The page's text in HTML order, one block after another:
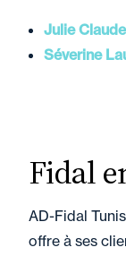
Julie Claude
Séverine
Fidal
AD-Fidal
offre à ses